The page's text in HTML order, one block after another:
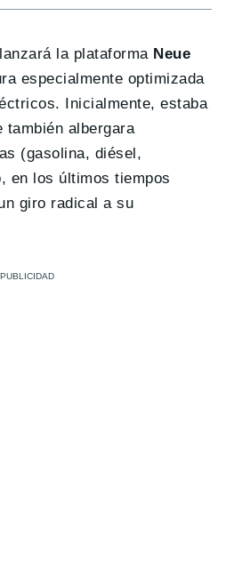
la plataforma Neue
especialmente optimizada
Inicialmente, estaba
también albergara
(gasolina, diésel,
en los últimos tiempos
giro radical a su